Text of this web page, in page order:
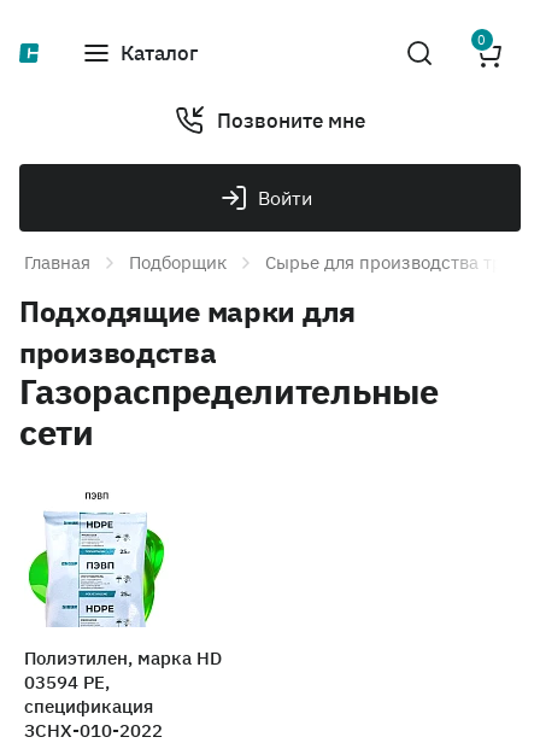
Каталог 0
Позвоните мне
Войти
Главная Подборщик Сырье для производства труб
Подходящие марки для
производства
Газораспределительные
сети
Полиэтилен, марка HD
03594 PE,
спецификация
ЗСНХ-010-2022